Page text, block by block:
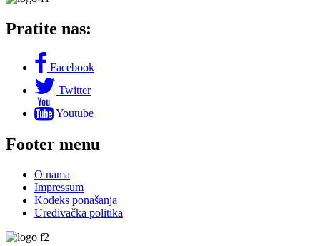
Pratite nas:
Facebook
Twitter
Youtube
Footer menu
O nama
Impressum
Kodeks ponašanja
Uređivačka politika